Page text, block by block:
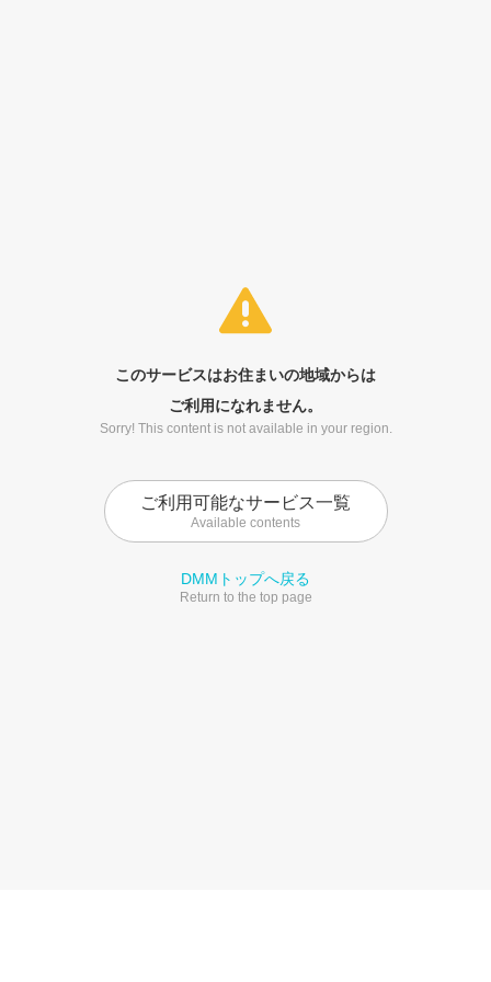
このサービスはお住まいの地域からは
ご利用になれません。
Sorry! This content is not available in your region.
ご利用可能なサービス一覧
Available contents
DMMトップへ戻る
Return to the top page